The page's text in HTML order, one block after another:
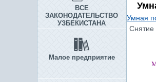
ВСЕ
ЗАКОНОДАТЕЛЬСТВО
УЗБЕКИСТАНА
Малое предприятие
Умная
Снятие